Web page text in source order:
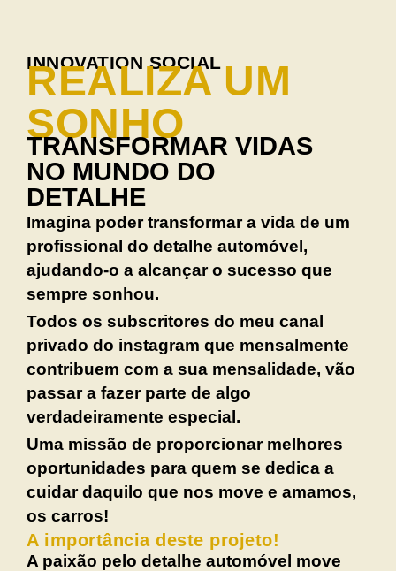
INNOVATION SOCIAL
REALIZA UM
SONHO
TRANSFORMAR VIDAS
NO MUNDO DO
DETALHE
Imagina poder transformar a vida de um
profissional do detalhe automóvel,
ajudando-o a alcançar o sucesso que
sempre sonhou.
Todos os subscritores do meu canal
privado do instagram que mensalmente
contribuem com a sua mensalidade, vão
passar a fazer parte de algo
verdadeiramente especial.
Uma missão de proporcionar melhores
oportunidades para quem se dedica a
cuidar daquilo que nos move e amamos,
os carros!
A importância deste projeto!
A paixão pelo detalhe automóvel move